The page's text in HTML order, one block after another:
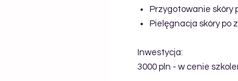
Przygotowanie skóry
Pielęgnacja skóry po
Inwestycja:
3000 pln - w cenie